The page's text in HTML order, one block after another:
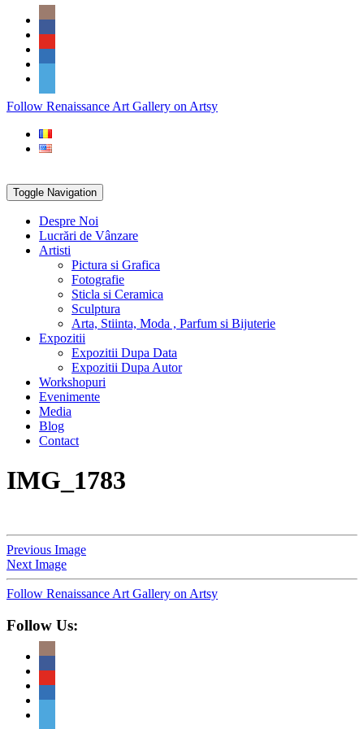
Skip
content
Social
Icons
PARTENER
Follow Renaissance Art Gallery on Artsy
Toggle Navigation
Despre Noi
Lucrări de Vânzare
Artisti
Pictura si Grafica
Fotografie
Sticla si Ceramica
Sculptura
Arta, Stiinta, Moda , Parfum si Bijuterie
Expozitii
Expozitii Dupa Data
Expozitii Dupa Autor
Workshopuri
Evenimente
Media
Blog
Contact
IMG_1783
Previous Image
Next Image
Follow Renaissance Art Gallery on Artsy
Follow Us: